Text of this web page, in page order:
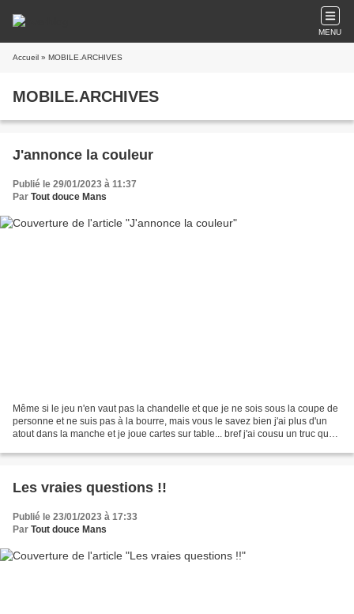
MENU
Accueil » MOBILE.ARCHIVES
MOBILE.ARCHIVES
J'annonce la couleur
Publié le 29/01/2023 à 11:37
Par Tout douce Mans
Même si le jeu n'en vaut pas la chandelle et que je ne sois sous la coupe de
personne et ne suis pas à la bourre, mais vous le savez bien j'ai plus d'un
atout dans la manche et je joue cartes sur table... bref j'ai cousu un truc quoi
Les vraies questions !!
Publié le 23/01/2023 à 17:33
Par Tout douce Mans